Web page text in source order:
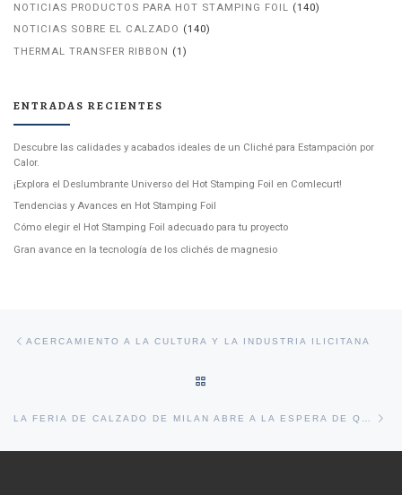
NOTICIAS PRODUCTOS PARA HOT STAMPING FOIL (140)
NOTICIAS SOBRE EL CALZADO (140)
THERMAL TRANSFER RIBBON (1)
ENTRADAS RECIENTES
Descubre las calidades y acabados ideales de un Cliché para Estampación por
Calor.
¡Explora el Deslumbrante Universo del Hot Stamping Foil en Comlecurt!
Tendencias y Avances en Hot Stamping Foil
Cómo elegir el Hot Stamping Foil adecuado para tu proyecto
Gran avance en la tecnología de los clichés de magnesio
Navegación de entradas
ACERCAMIENTO A LA CULTURA Y LA INDUSTRIA ILICITANA